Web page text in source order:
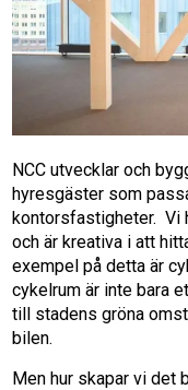
NCC utvecklar och
hyresgäster som
kontorsfastigheter. Vi
och är kreativa i att
exempel på detta är
cykelrum är inte bara
till stadens gröna
bilen.
Men hur skapar vi det